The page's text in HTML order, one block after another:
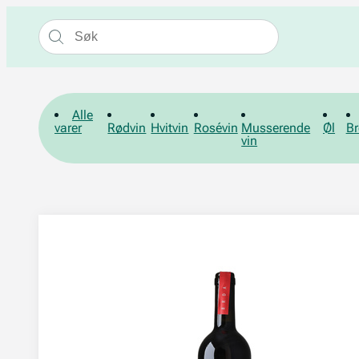
Alle
varer
Rødvin Hvitvin Rosévin Musserende
vin
Øl